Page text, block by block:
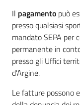
Il pagamento può
presso qualsiasi
mandato SEPA per
permanente in
presso gli Uffici
d'Argine.
Le fatture possono